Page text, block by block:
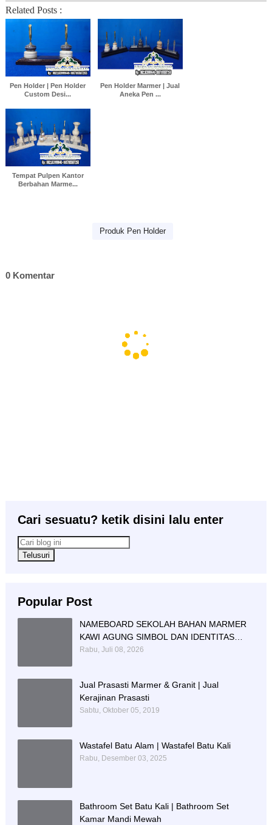
Related Posts :
Pen Holder | Pen Holder
Custom Desi...
Pen Holder Marmer | Jual
Aneka Pen ...
Tempat Pulpen Kantor
Berbahan Marme...
Produk Pen Holder
0 Komentar
Cari sesuatu? ketik disini lalu enter
Popular Post
NAMEBOARD SEKOLAH BAHAN MARMER
KAWI AGUNG SIMBOL DAN IDENTITAS
PENDIDIKAN
Rabu, Juli 08, 2026
Jual Prasasti Marmer & Granit | Jual
Kerajinan Prasasti
Sabtu, Oktober 05, 2019
Wastafel Batu Alam | Wastafel Batu Kali
Rabu, Desember 03, 2025
Bathroom Set Batu Kali | Bathroom Set
Kamar Mandi Mewah